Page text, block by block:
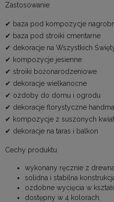
Zastosowanie
✔ baza pod kompozycje
✔ baza pod stroiki cmentarne
✔ dekoracje na Wszystkich
✔ kompozycje jesienne
✔ stroiki bożonarodzeniowe
✔ dekoracje wielkanocne
✔ ozdoby do domu i ogrodu
✔ dekoracje florystyczne
✔ kompozycje z suszonych
✔ dekoracje na taras i balkon
Cechy produktu
wykonany ręcznie z drewna,
solidna i stabilna
ozdobne wycięcia w
dostępny w 4 kolorach,